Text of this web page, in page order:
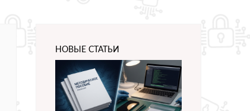
НОВЫЕ СТАТЬИ